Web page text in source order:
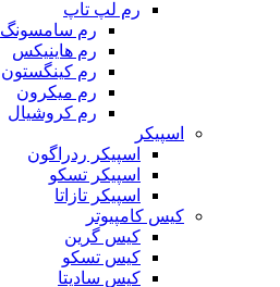
رم لپ تاپ
رم سامسونگ
رم هاینیکس
رم کینگستون
رم میکرون
رم کروشیال
اسپیکر
اسپیکر ردراگون
اسپیکر تسکو
اسپیکر تازاتا
کیس کامپیوتر
کیس گرین
کیس تسکو
کیس سادیتا